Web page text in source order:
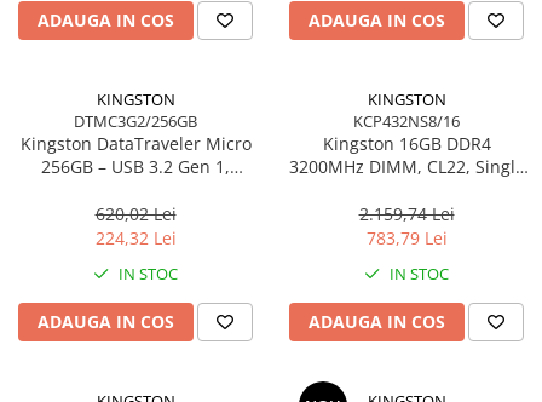
ADAUGA IN COS ADAUGA IN COS
KINGSTON
DTMC3G2/256GB
Kingston DataTraveler Micro
256GB – USB 3.2 Gen 1,
Ultra‑Compact –
DTMC3G2/256GB
620,02 Lei
224,32 Lei
IN STOC
ADAUGA IN COS
KINGSTON
KCP432NS8/16
Kingston 16GB DDR4
3200MHz DIMM, CL22, Single
KCP432NS8/16
2.159,74 Lei
783,79 Lei
IN STOC
ADAUGA IN COS